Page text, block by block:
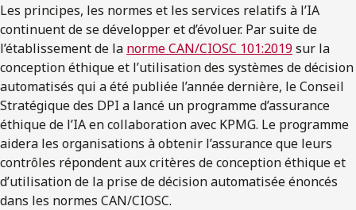
Les principes, les normes et les services relatifs à l’IA
continuent de se développer et d’évoluer. Par suite de
l’établissement de la norme CAN/CIOSC 101:2019 sur la
conception éthique et l’utilisation des systèmes de décision
automatisés qui a été publiée l’année dernière, le Conseil
Stratégique des DPI a lancé un programme d’assurance
éthique de l’IA en collaboration avec KPMG. Le programme
aidera les organisations à obtenir l’assurance que leurs
contrôles répondent aux critères de conception éthique et
d’utilisation de la prise de décision automatisée énoncés
dans les normes CAN/CIOSC.